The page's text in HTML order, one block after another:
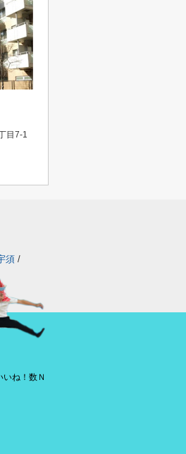
目7-1
須 /
ね！数Ｎ